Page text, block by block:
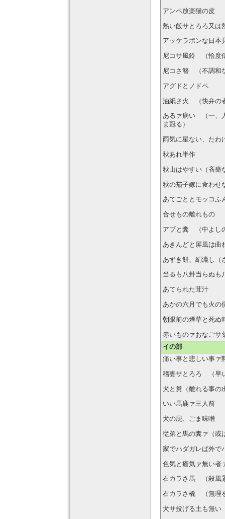
アンペ放楽猫の皮
熱い飯サとろろ又
アッケラポンな日
尼コサ風鈴 （恰度
尼コさ簪 （不調和
アグドとノドペ
油紙さ火 （快弁の
あるァ病い （一、
ま冠る）
雨気に星ない、た
秋あれ半作
秋山はやすい（吝
秋の茄子嫁に食わせ
あてごととモッコふ
合せもの離れもの
アブと糞 （中よし
あきんどと屏風は曲
あずき餅、絹漉し（
当るも八卦当らぬも
あてられた茸汁
あかの六月でも火
朝眼前の煙草と死ぬ
赤いものァおなご
イの部
痛い事と悲しい事ァ
稽妻サとろろ （早
犬と糞（離れる事
いい馬鹿ァ三人前
犬の屁、ごま味噌
従弟と馬の糞ァ（或
家でハダガレば外
色気と瘡気ァ無い
石カラさ馬 （殺風
石カラさ橇 （無理
犬サ投げる土も無